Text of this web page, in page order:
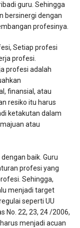
guru. Sehingga
bersinergi dengan
profesinya.
Setiap profesi
profesi.
profesi adalah
finansial, atau
resiko itu harus
ketakutan dalam
atau
baik. Guru
profesi yang
Sehingga,
menjadi target
seperti UU
No. 22, 23, 24 /2006,
menjadi acuan